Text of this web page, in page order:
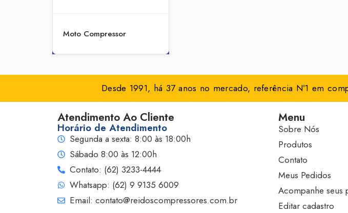
Moto Compressor
Desde 1991, há 37 anos no mercado, referência Nº1 em
Atendimento Ao Cliente
Horário de Atendimento
Segunda a sexta: 8:00 às 18:00h
Sábado 8:00 às 12:00h
Contato: (62) 3233-4444
Whatsapp: (62) 9 9135 6009
Email: contato@reidoscompressores.com.br
Menu
Sobre Nós
Produtos
Contato
Meus Pedidos
Acompanhe seus
Editar cadastro